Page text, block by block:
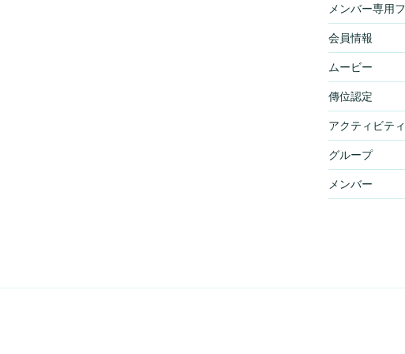
メンバー専用
会員情報
ムービー
傳位認定
アクティビティ
グループ
メンバー